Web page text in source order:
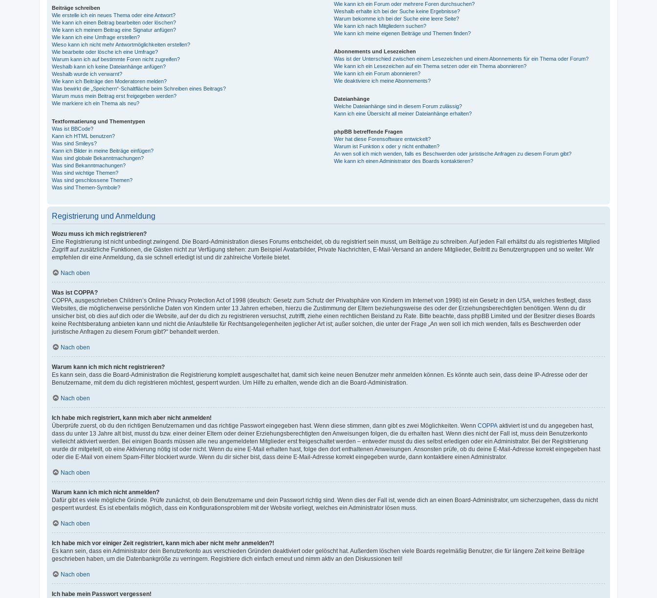
Beiträge schreiben
Wie erstelle ich ein neues Thema oder eine Antwort?
Wie kann ich einen Beitrag bearbeiten oder löschen?
Wie kann ich meinem Beitrag eine Signatur anfügen?
Wie kann ich eine Umfrage erstellen?
Wieso kann ich nicht mehr Antwortmöglichkeiten erstellen?
Wie bearbeite oder lösche ich eine Umfrage?
Warum kann ich auf bestimmte Foren nicht zugreifen?
Weshalb kann ich keine Dateianhänge anfügen?
Weshalb wurde ich verwarnt?
Wie kann ich Beiträge den Moderatoren melden?
Was bewirkt die „Speichern“-Schaltfläche beim Schreiben eines Beitrags?
Warum muss mein Beitrag erst freigegeben werden?
Wie markiere ich ein Thema als neu?
Textformatierung und Thementypen
Was ist BBCode?
Kann ich HTML benutzen?
Was sind Smileys?
Kann ich Bilder in meine Beiträge einfügen?
Was sind globale Bekanntmachungen?
Was sind Bekanntmachungen?
Was sind wichtige Themen?
Was sind geschlossene Themen?
Was sind Themen-Symbole?
Wie kann ich ein Forum oder mehrere Foren durchsuchen?
Weshalb erhalte ich bei der Suche keine Ergebnisse?
Warum bekomme ich bei der Suche eine leere Seite?
Wie kann ich nach Mitgliedern suchen?
Wie kann ich meine eigenen Beiträge und Themen finden?
Abonnements und Lesezeichen
Was ist der Unterschied zwischen einem Lesezeichen und einem Abonnements für ein Thema oder Forum?
Wie kann ich ein Lesezeichen auf ein Thema setzen oder ein Thema abonnieren?
Wie kann ich ein Forum abonnieren?
Wie deaktiviere ich meine Abonnements?
Dateianhänge
Welche Dateianhänge sind in diesem Forum zulässig?
Kann ich eine Übersicht all meiner Dateianhänge erhalten?
phpBB betreffende Fragen
Wer hat diese Forensoftware entwickelt?
Warum ist Funktion x oder y nicht enthalten?
An wen soll ich mich wenden, falls es Beschwerden oder juristische Anfragen zu diesem Forum gibt?
Wie kann ich einen Administrator des Boards kontaktieren?
Registrierung und Anmeldung
Wozu muss ich mich registrieren?
Eine Registrierung ist nicht unbedingt zwingend. Die Board-Administration dieses Forums entscheidet, ob du registriert sein musst, um Beiträge zu schreiben. Auf jeden Fall erhältst du als registriertes Mitglied
Zugriff auf zusätzliche Funktionen, die Gästen nicht zur Verfügung stehen: zum Beispiel Avatarbilder, Private Nachrichten, E-Mail-Versand an andere Mitglieder, Beitritt zu Benutzergruppen und so weiter. Wir
empfehlen dir eine Anmeldung, da sie schnell erledigt ist und dir zahlreiche Vorteile bietet.
Nach oben
Was ist COPPA?
COPPA, ausgeschrieben Children’s Online Privacy Protection Act of 1998 (deutsch: Gesetz zum Schutz der Privatsphäre von Kindern im Internet von 1998) ist ein Gesetz in den USA, welches festlegt, dass
Websites, die möglicherweise persönliche Daten von Kindern unter 13 Jahren erheben, hierzu die Zustimmung der Eltern beziehungsweise des oder der Erziehungsberechtigten benötigen. Wenn du dir
unsicher bist, ob dies auf dich oder die Website, auf der du dich zu registrieren versuchst, zutrifft, ziehe einen rechtlichen Beistand zu Rate. Bitte beachte, dass phpBB Limited und der Besitzer dieses Boards
keine Rechtsberatung anbieten kann und nicht die Anlaufstelle für Rechtsangelegenheiten jeglicher Art ist; außer solchen, die unter der Frage „An wen soll ich mich wenden, falls es Beschwerden oder
juristische Anfragen zu diesem Forum gibt?“ behandelt werden.
Nach oben
Warum kann ich mich nicht registrieren?
Es kann sein, dass die Board-Administration die Registrierung komplett ausgeschaltet hat, damit sich keine neuen Benutzer mehr anmelden können. Es könnte auch sein, dass deine IP-Adresse oder der
Benutzername, mit dem du dich registrieren möchtest, gesperrt wurden. Um Hilfe zu erhalten, wende dich an die Board-Administration.
Nach oben
Ich habe mich registriert, kann mich aber nicht anmelden!
Überprüfe zuerst, ob du den richtigen Benutzernamen und das richtige Passwort eingegeben hast. Wenn diese stimmen, dann gibt es zwei Möglichkeiten. Wenn COPPA aktiviert ist und du angegeben hast,
dass du unter 13 Jahre alt bist, musst du bzw. einer deiner Eltern oder deiner Erziehungsberechtigten den Anweisungen folgen, die du erhalten hast. Wenn dies nicht der Fall ist, muss dein Benutzerkonto
vielleicht aktiviert werden. Bei einigen Boards müssen alle neu angemeldeten Mitglieder erst freigeschaltet werden – entweder musst du dies selbst erledigen oder ein Administrator. Bei der Registrierung
wurde dir mitgeteilt, ob eine Aktivierung nötig ist oder nicht. Wenn du eine E-Mail erhalten hast, folge den dort enthaltenen Anweisungen. Ansonsten prüfe, ob du deine E-Mail-Adresse korrekt eingegeben hast
oder die E-Mail von einem Spam-Filter blockiert wurde. Wenn du dir sicher bist, dass deine E-Mail-Adresse korrekt eingegeben wurde, dann kontaktiere einen Administrator.
Nach oben
Warum kann ich mich nicht anmelden?
Dafür gibt es viele mögliche Gründe. Prüfe zunächst, ob dein Benutzername und dein Passwort richtig sind. Wenn dies der Fall ist, wende dich an einen Board-Administrator, um sicherzugehen, dass du nicht
gesperrt wurdest. Es ist ebenfalls möglich, dass ein Konfigurationsproblem mit der Website vorliegt, welches ein Administrator lösen muss.
Nach oben
Ich habe mich vor einiger Zeit registriert, kann mich aber nicht mehr anmelden?!
Es kann sein, dass ein Administrator dein Benutzerkonto aus verschieden Gründen deaktiviert oder gelöscht hat. Außerdem löschen viele Boards regelmäßig Benutzer, die für längere Zeit keine Beiträge
geschrieben haben, um die Datenbankgröße zu verringern. Registriere dich einfach erneut und nimm aktiv an den Diskussionen teil!
Nach oben
Ich habe mein Passwort vergessen!